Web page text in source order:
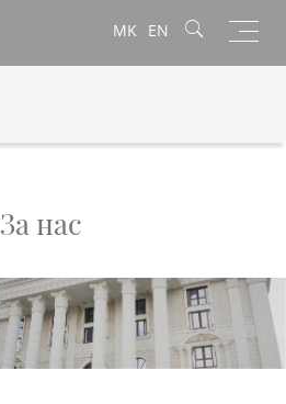
MK EN
За нас